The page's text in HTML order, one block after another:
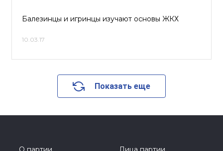
Балезинцы и игринцы изучают основы ЖКХ
10.03.17
Показать еще